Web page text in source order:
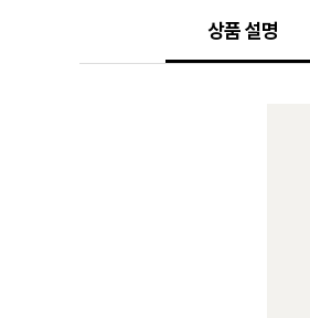
상품 설명